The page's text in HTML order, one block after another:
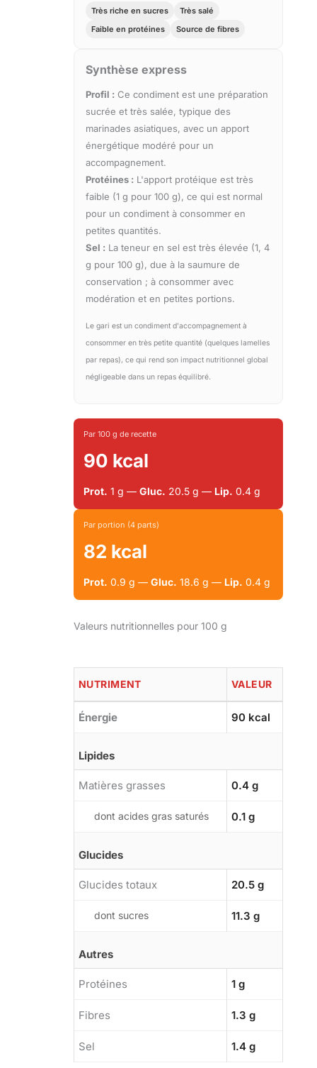
Très riche en sucres
Très salé
Faible en protéines
Source de fibres
Synthèse express
Profil : Ce condiment est une préparation
sucrée et très salée, typique des
marinades asiatiques, avec un apport
énergétique modéré pour un
accompagnement.
Protéines : L'apport protéique est très
faible (1 g pour 100 g), ce qui est normal
pour un condiment à consommer en
petites quantités.
Sel : La teneur en sel est très élevée (1, 4
g pour 100 g), due à la saumure de
conservation ; à consommer avec
modération et en petites portions.
Le gari est un condiment d'accompagnement à
consommer en très petite quantité (quelques lamelles
par repas), ce qui rend son impact nutritionnel global
négligeable dans un repas équilibré.
Par 100 g de recette
90 kcal
Prot. 1 g — Gluc. 20.5 g — Lip. 0.4 g
Par portion (4 parts)
82 kcal
Prot. 0.9 g — Gluc. 18.6 g — Lip. 0.4 g
Valeurs nutritionnelles pour 100 g
NUTRIMENT VALEUR
Énergie 90 kcal
Lipides
Matières grasses 0.4 g
dont acides gras saturés 0.1 g
Glucides
Glucides totaux 20.5 g
dont sucres 11.3 g
Autres
Protéines 1 g
Fibres 1.3 g
Sel 1.4 g